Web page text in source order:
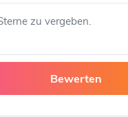
Bewerten